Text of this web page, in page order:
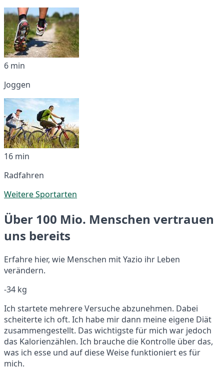
6 min
Joggen
16 min
Radfahren
Weitere Sportarten
Über 100 Mio. Menschen vertrauen
uns bereits
Erfahre hier, wie Menschen mit Yazio ihr Leben
verändern.
-34 kg
Ich startete mehrere Versuche abzunehmen. Dabei
scheiterte ich oft. Ich habe mir dann meine eigene Diät
zusammengestellt. Das wichtigste für mich war jedoch
das Kalorienzählen. Ich brauche die Kontrolle über das,
was ich esse und auf diese Weise funktioniert es für
mich.